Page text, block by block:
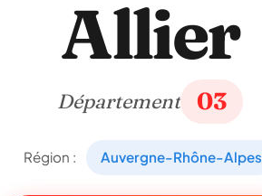
Allier
Département 03
Région : Auvergne-Rhône-Alpes